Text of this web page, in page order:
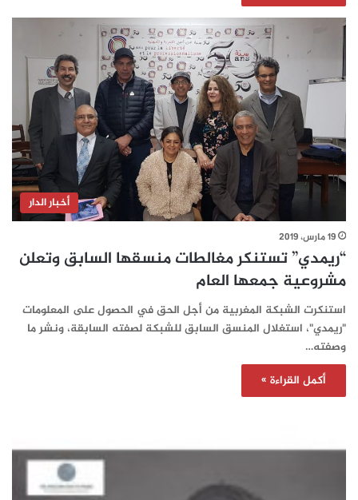
أخبار الدار
19 مارس، 2019
“ريمدي” تستنكر مغالطات منسقها السابق وتعلن
مشروعية جمعها العام
استنكرت الشبكة المغربية من أجل الحق في الحصول على المعلومات
"ريمدي"، استغلال المنسق السابق للشبكة لصفته السابقة، ونشر ما
وصفته…
أكمل القراءة »